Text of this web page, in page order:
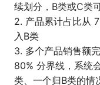
续划分，B类或C类
2. 产品累计占比从
入B类
3. 多个产品销售额
80% 分界线，系统
类、一个归B类的情